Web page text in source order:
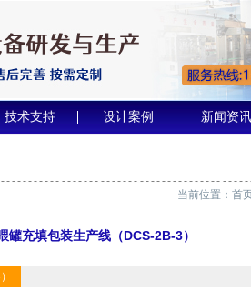
技术支持 设计案例 新闻资讯
当前位置： 首
罐充填包装生产线（DCS-2B-3）